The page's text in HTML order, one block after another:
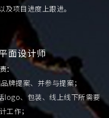
及项目进度上跟进。
面设计师
：
牌提案、并参与提案；
logo、包装、线上线下所需要
工作；